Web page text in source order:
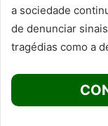
a sociedade
de denunciar
tragédias como a